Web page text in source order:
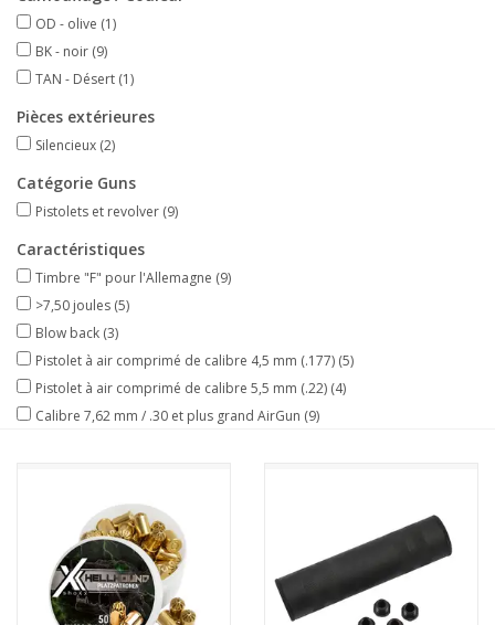
OD - olive (1)
BK - noir (9)
TAN - Désert (1)
Pièces extérieures
Silencieux (2)
Catégorie Guns
Pistolets et revolver (9)
Caractéristiques
Timbre "F" pour l'Allemagne (9)
>7,50 joules (5)
Blow back (3)
Pistolet à air comprimé de calibre 4,5 mm (.177) (5)
Pistolet à air comprimé de calibre 5,5 mm (.22) (4)
Calibre 7,62 mm / .30 et plus grand AirGun (9)